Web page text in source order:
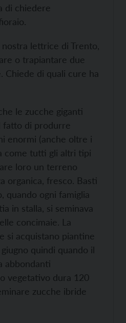
di chiedere
nostra lettrice di Trento,
o trapiantare due
Chiede di quali cure ha
le zucche giganti
fatto di produrre
enormi (anche oltre i
come tutti gli altri tipi
loro un terreno
organica, fresco. Basti
quando ogni famiglia
in stalla, si seminava
concimaie. La
si acquistano piantine
quindi quando il
abbondanti
vegetativo dura 120
zucche ibride